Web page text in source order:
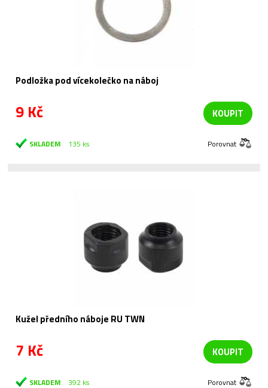
Podložka pod vícekolečko na náboj
9 Kč KOUPIT
SKLADEM 135 ks Porovnat
Kužel předního náboje RU TWN
7 Kč KOUPIT
SKLADEM 392 ks Porovnat